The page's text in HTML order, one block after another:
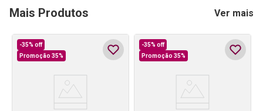
Mais Produtos Ver mais
-35% off
Promoção 35%
-35% off
Promoção 35%